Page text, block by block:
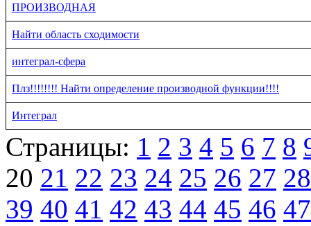
ПРОИЗВОДНАЯ
Найти область сходимости
интеграл-сфера
Плз!!!!!!!! Найти определение производной функции!!!!
Интеграл
Страницы: 1 2 3 4 5 6 7 8
20 21 22 23 24 25 26 27 28
39 40 41 42 43 44 45 46 47